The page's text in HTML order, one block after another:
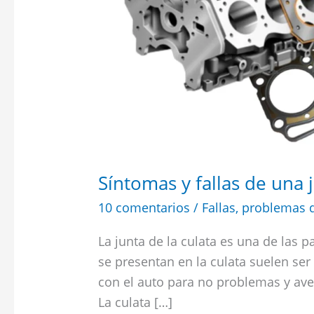
Síntomas y fallas de una
10 comentarios / Fallas, problemas
La junta de la culata es una de las
se presentan en la culata suelen
con el auto para no problemas y
La culata […]
dañada